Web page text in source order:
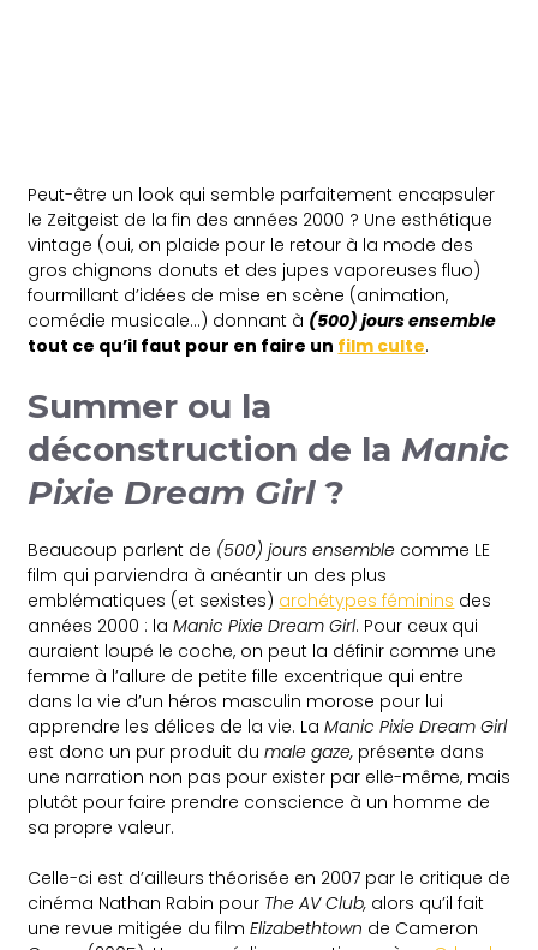
Peut-être un look qui semble parfaitement encapsuler
le Zeitgeist de la fin des années 2000 ? Une esthétique
vintage (oui, on plaide pour le retour à la mode des
gros chignons donuts et des jupes vaporeuses fluo)
fourmillant d’idées de mise en scène (animation,
comédie musicale…) donnant à (500) jours ensemble
tout ce qu’il faut pour en faire un film culte.
Summer ou la
déconstruction de la Manic
Pixie Dream Girl?
Beaucoup parlent de (500) jours ensemble comme LE
film qui parviendra à anéantir un des plus
emblématiques (et sexistes) archétypes féminins des
années 2000 : laManic Pixie Dream Girl. Pour ceux qui
auraient loupé le coche, on peut la définir comme une
femme à l’allure de petite fille excentrique qui entre
dans la vie d’un héros masculin morose pour lui
apprendre les délices de la vie. LaManic Pixie Dream Girl
est donc un pur produit du male gaze, présente dans
une narration non pas pour exister par elle-même, mais
plutôt pour faire prendre conscience à un homme de
sa propre valeur.
Celle-ci est d’ailleurs théorisée en 2007 par le critique de
cinéma Nathan Rabin pour The AV Club, alors qu’il fait
une revue mitigée du filmElizabethtown de Cameron